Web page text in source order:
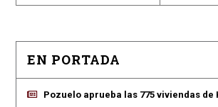
EN PORTADA
Pozuelo aprueba las 775 viviendas de